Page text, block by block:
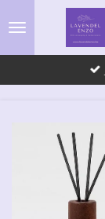
direct
hoofdinhoud